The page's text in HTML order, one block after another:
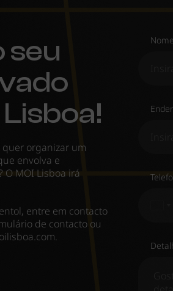
seu
organizar um
envolva e
O MOI Lisboa irá
entre em contacto
de contacto ou
.